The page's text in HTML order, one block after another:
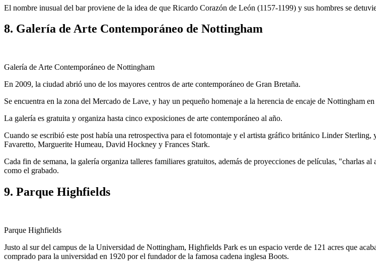
El nombre inusual del bar proviene de la idea de que Ricardo Corazón de León (1157-1199) y sus hombres se
8. Galería de Arte Contemporáneo de Nottingham
Galería de Arte Contemporáneo de Nottingham
En 2009, la ciudad abrió uno de los mayores centros de arte contemporáneo de Gran Bretaña.
Se encuentra en la zona del Mercado de Lave, y hay un pequeño homenaje a la herencia de encaje de Nottingham
La galería es gratuita y organiza hasta cinco exposiciones de arte contemporáneo al año.
Cuando se escribió este post había una retrospectiva para el fotomontaje y el artista gráfico británico Linder
Favaretto, Marguerite Humeau, David Hockney y Frances Stark.
Cada fin de semana, la galería organiza talleres familiares gratuitos, además de proyecciones de películas, "charlas
como el grabado.
9. Parque Highfields
Parque Highfields
Justo al sur del campus de la Universidad de Nottingham, Highfields Park es un espacio verde de 121 acres que
comprado para la universidad en 1920 por el fundador de la famosa cadena inglesa Boots.